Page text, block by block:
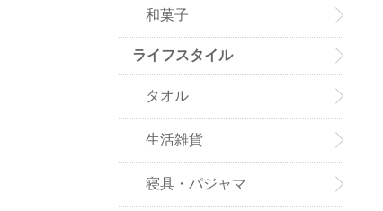
和菓子
ライフスタイル
タオル
生活雑貨
寝具・パジャマ